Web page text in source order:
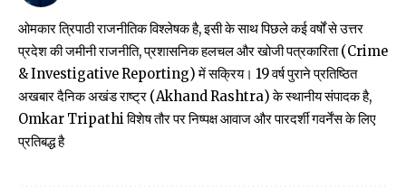
ओमकार त्रिपाठी राजनीतिक विश्लेषक है, इसी के साथ पिछले कई वर्षों से उत्तर
प्रदेश की जमीनी राजनीति, प्रशासनिक हलचल और खोजी पत्रकारिता (Crime
& Investigative Reporting) में सक्रिय। 19 वर्ष पुराने प्रतिष्ठित
अखबार दैनिक अखंड राष्ट्र (Akhand Rashtra) के स्थानीय संपादक है,
Omkar Tripathi विशेष तौर पर निष्पक्ष आवाज और पारदर्शी गवर्नेंस के लिए
प्रतिबद्ध है